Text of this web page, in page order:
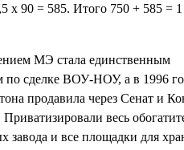
х 90 = 585. Итого 750 + 585 =
МЭ стала единственным
по сделке ВОУ-НОУ, а в 1996
продавила через Сенат и
весь
завода и все площадки для